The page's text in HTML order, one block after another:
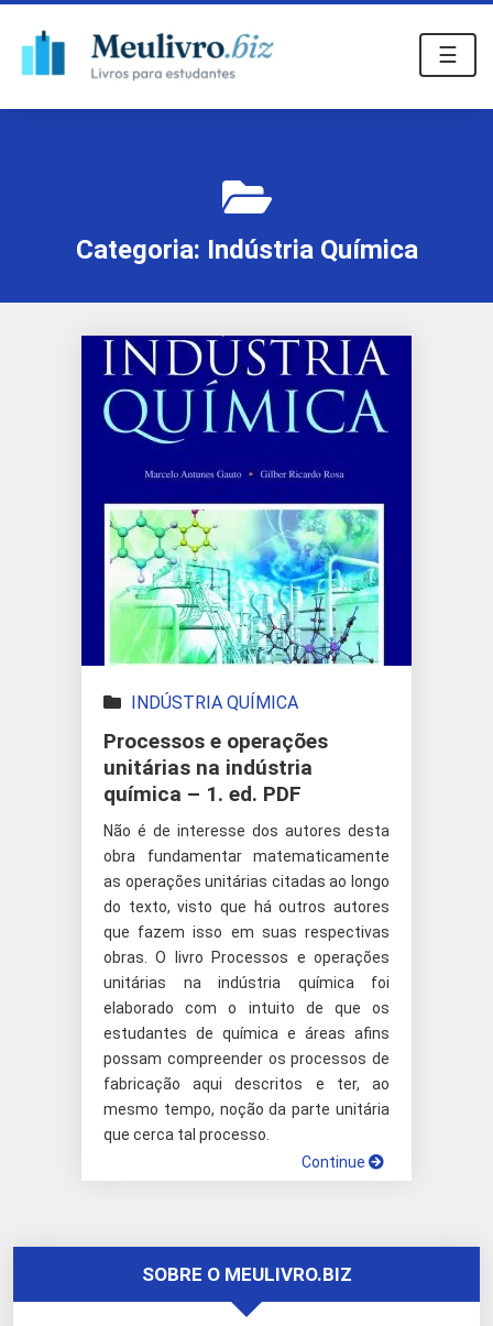
☰
Categoria: Indústria Química
INDÚSTRIA QUÍMICA
Processos e operações
unitárias na indústria
química – 1. ed. PDF
Não é de interesse dos autores desta
obra fundamentar matematicamente
as operações unitárias citadas ao longo
do texto, visto que há outros autores
que fazem isso em suas respectivas
obras. O livro Processos e operações
unitárias na indústria química foi
elaborado com o intuito de que os
estudantes de química e áreas afins
possam compreender os processos de
fabricação aqui descritos e ter, ao
mesmo tempo, noção da parte unitária
que cerca tal processo.
Continue
SOBRE O MEULIVRO.BIZ